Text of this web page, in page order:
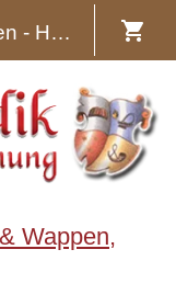
Familiennamen & Wappen - Heraldik
Wappen,